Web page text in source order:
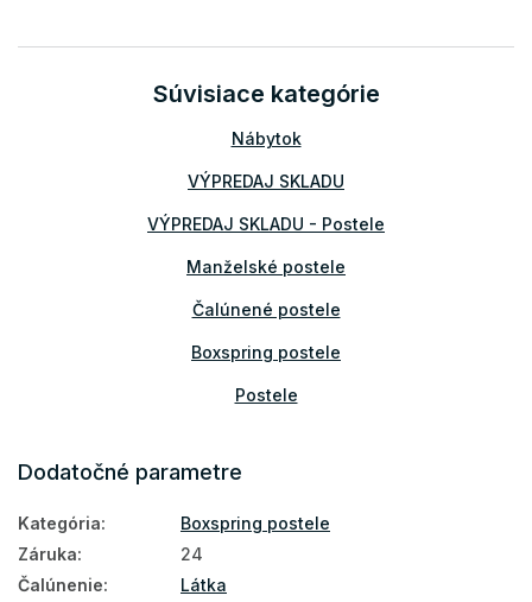
Súvisiace kategórie
Nábytok
VÝPREDAJ SKLADU
VÝPREDAJ SKLADU - Postele
Manželské postele
Čalúnené postele
Boxspring postele
Postele
Boxspring postele 180x200
Čalúnené postele 140x200
Dodatočné parametre
Kategória:
Boxspring postele
Záruka:
24
Čalúnenie:
Látka